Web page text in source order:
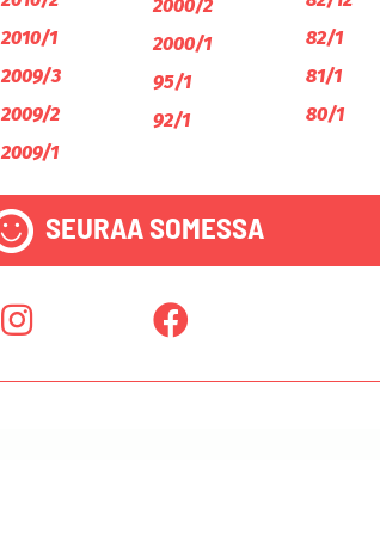
2010/1
2009/3
2009/2
2009/1
2000/2
2000/1
95/1
92/1
82/1
81/1
80/1
SEURAA SOMESSA